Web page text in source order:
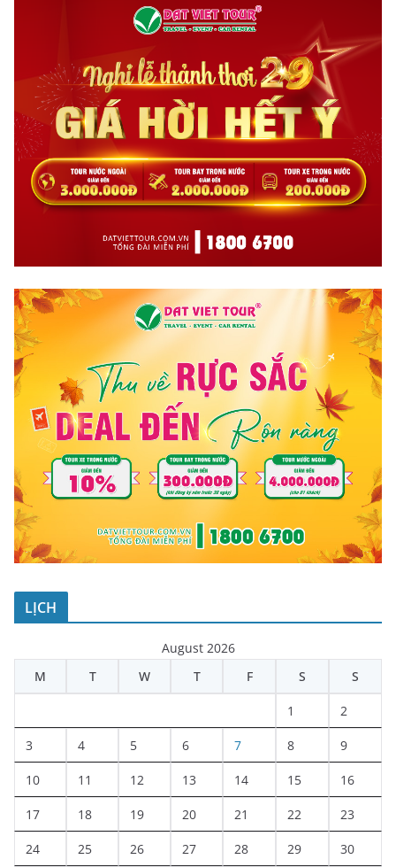
LỊCH
August 2026
M
T W T F S S
1 2
3 4 5 6 7 8 9
10 11 12 13 14 15 16
17 18 19 20 21 22 23
24 25 26 27 28 29 30